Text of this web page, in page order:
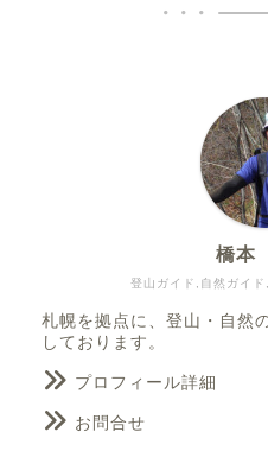
登山ガイド,自然ガイ
橋本
札幌を拠点に、登山・自然
しております。
プロフィール詳細
お問合せ